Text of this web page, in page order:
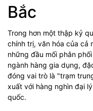
Bắc
Trong hơn một thập kỷ
chính trị, văn hóa của cả
những đầu mối phân
ngành hàng gia dụng,
đóng vai trò là "trạm
xuất với hàng nghìn đại
quốc.